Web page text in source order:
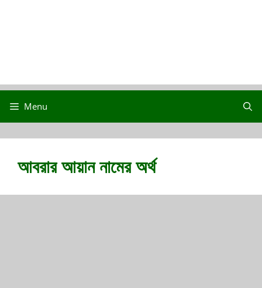
Menu
আবরার আয়ান নামের অর্থ